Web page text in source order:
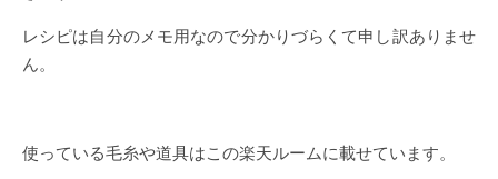
レシピは自分のメモ用なので分かりづらくて申し訳ありませ
ん。
使っている毛糸や道具はこの楽天ルームに載せています。